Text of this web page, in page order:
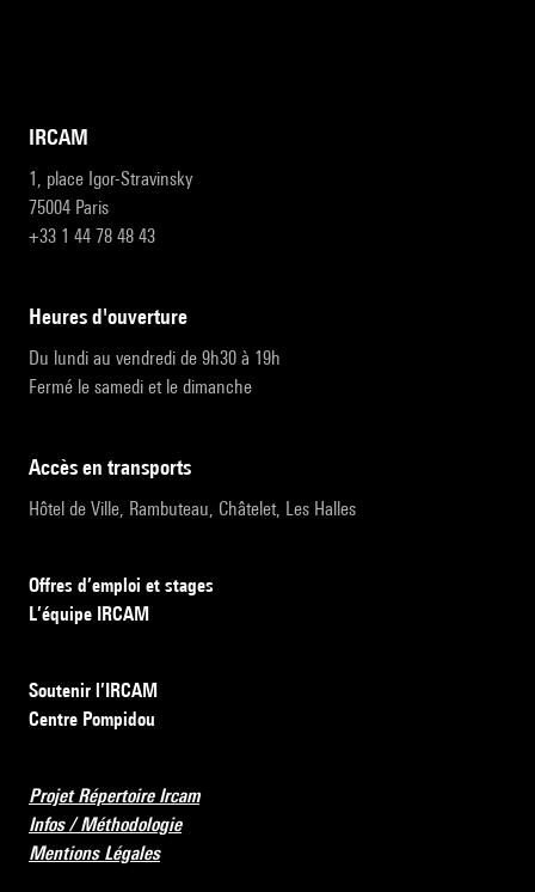
IRCAM
1, place Igor-Stravinsky
75004 Paris
+33 1 44 78 48 43
heures d'ouverture
Du lundi au vendredi de 9h30 à 19h
Fermé le samedi et le dimanche
accès en transports
Hôtel de Ville, Rambuteau, Châtelet, Les Halles
Offres d’emploi et stages
L’équipe IRCAM
Soutenir l’IRCAM
Centre Pompidou
Projet Répertoire Ircam
Infos / Méthodologie
Mentions Légales